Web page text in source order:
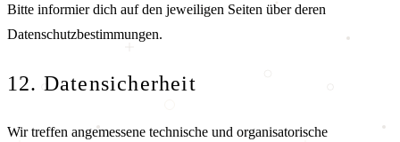
Bitte informier dich auf den jeweiligen Seiten über deren
Datenschutzbestimmungen.
12. Datensicherheit
Wir treffen angemessene technische und organisatorische